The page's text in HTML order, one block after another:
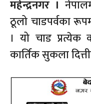
महेन्द्रनगर ।
ठूलो चाडपर्वका
। यो चाड प्रत्येक
कार्तिक सुकला